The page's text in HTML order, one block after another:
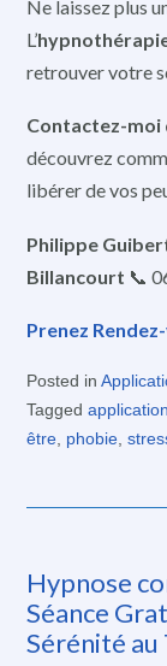
Ne laissez plus
L’
retrouver votre
Contactez-moi
découvrez
libérer de vos
Philippe
Billancourt 📞
Prenez
Posted in
Tagged application
être phobie
Hypnose
Séance
Sérénité au